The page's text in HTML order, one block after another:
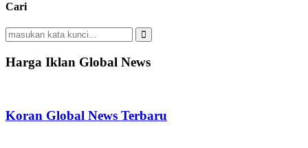
Cari
Search
for:
Search
Harga Iklan Global News
Koran Global News Terbaru